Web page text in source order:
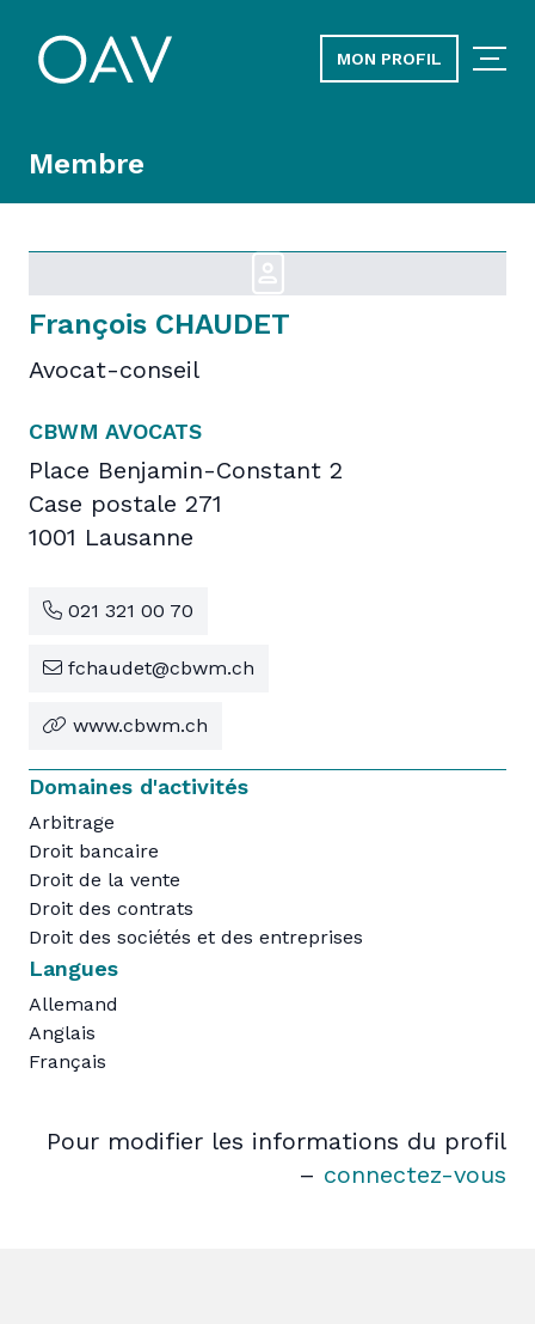
MON PROFIL
Membre
François CHAUDET
Avocat-conseil
CBWM AVOCATS
Place Benjamin-Constant 2
Case postale 271
1001 Lausanne
021 321 00 70
fchaudet@cbwm.ch
www.cbwm.ch
Domaines d'activités
Arbitrage
Droit bancaire
Droit de la vente
Droit des contrats
Droit des sociétés et des entreprises
Langues
Allemand
Anglais
Français
Pour modifier les informations du profil
– connectez-vous